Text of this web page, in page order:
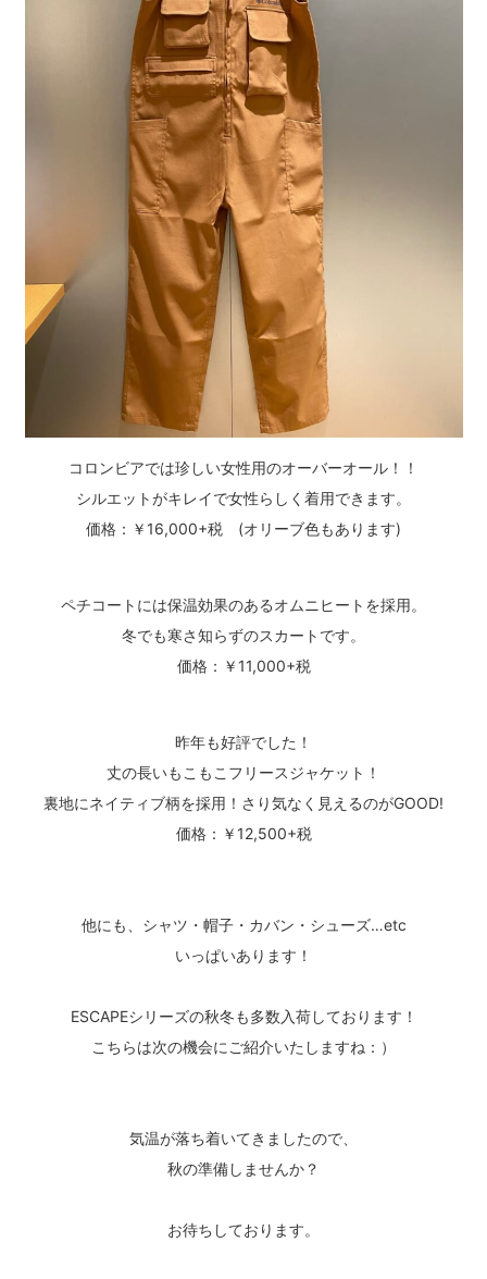
コロンビアでは珍しい女性用のオーバーオール！！
シルエットがキレイで女性らしく着用できます。
価格：￥16,000+税 (オリーブ色もあります)
ペチコートには保温効果のあるオムニヒートを採用。
冬でも寒さ知らずのスカートです。
価格：￥11,000+税
昨年も好評でした！
丈の長いもこもこフリースジャケット！
裏地にネイティブ柄を採用！さり気なく見えるのがGOOD!
価格：￥12,500+税
他にも、シャツ・帽子・カバン・シューズ…etc
いっぱいあります！
ESCAPEシリーズの秋冬も多数入荷しております！
こちらは次の機会にご紹介いたしますね：）
気温が落ち着いてきましたので、
秋の準備しませんか？
お待ちしております。